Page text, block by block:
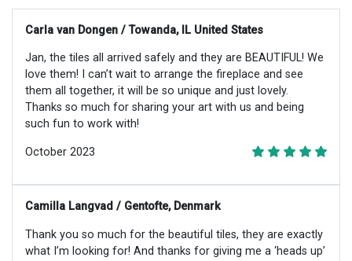
Carla van Dongen / Towanda, IL United States
Jan, the tiles all arrived safely and they are BEAUTIFUL! We
love them! I can’t wait to arrange the fireplace and see
them all together, it will be so unique and just lovely.
Thanks so much for sharing your art with us and being
such fun to work with!
October 2023
Camilla Langvad / Gentofte, Denmark
Thank you so much for the beautiful tiles, they are exactly
what I’m looking for! And thanks for giving me a ‘heads up’